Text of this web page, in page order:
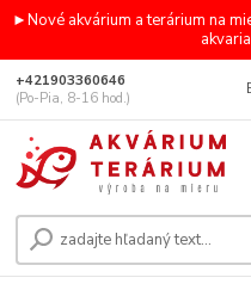
►Nové akvárium a terárium na
+421903360646
(Po-Pia, 8-16 hod.)